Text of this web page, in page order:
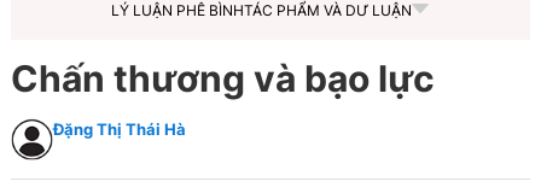
LÝ LUẬN PHÊ BÌNHTÁC PHẨM VÀ DƯ LUẬN
Chấn thương và bạo lực
Đặng Thị Thái Hà